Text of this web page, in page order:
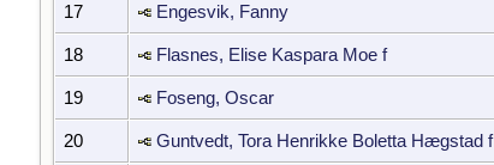
17 Engesvik, Fanny
18 Flasnes, Elise Kaspara Moe f
19 Foseng, Oscar
20 Guntvedt, Tora Henrikke Boletta Hægstad f